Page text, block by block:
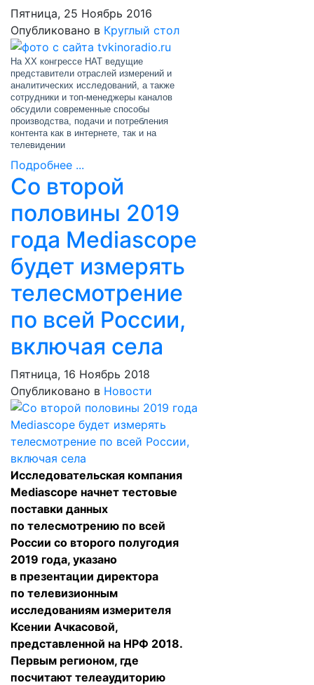
Пятница, 25 Ноябрь 2016
Опубликовано в Круглый стол
На XX конгрессе НАТ ведущие
представители отраслей измерений и
аналитических исследований, а также
сотрудники и топ-менеджеры каналов
обсудили современные способы
производства, подачи и потребления
контента как в интернете, так и на
телевидении
Подробнее ...
Со второй
половины 2019
года Mediascope
будет измерять
телесмотрение
по всей России,
включая села
Пятница, 16 Ноябрь 2018
Опубликовано в Новости
Исследовательская компания
Mediascope начнет тестовые
поставки данных
по телесмотрению по всей
России со второго полугодия
2019 года, указано
в презентации директора
по телевизионным
исследованиям измерителя
Ксении Ачкасовой,
представленной на НРФ 2018.
Первым регионом, где
посчитают телеаудиторию